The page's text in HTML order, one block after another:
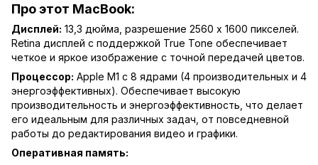
Про этот MacBook:
Дисплей: 13,3 дюйма, разрешение 2560 x 1600 пикселей.
Retina дисплей с поддержкой True Tone обеспечивает
четкое и яркое изображение с точной передачей цветов.
Процессор: Apple M1 с 8 ядрами (4 производительных и 4
энергоэффективных). Обеспечивает высокую
производительность и энергоэффективность, что делает
его идеальным для различных задач, от повседневной
работы до редактирования видео и графики.
Оперативная память: